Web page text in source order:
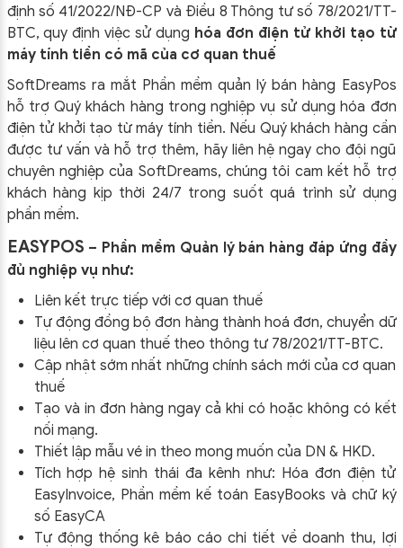
định số 41/2022/NĐ-CP và Điều 8 Thông tư số 78/2021/TT-
BTC, quy định việc sử dụng hóa đơn điện tử khởi tạo từ
máy tính tiền có mã của cơ quan thuế
SoftDreams ra mắt Phần mềm quản lý bán hàng EasyPos
hỗ trợ Quý khách hàng trong nghiệp vụ sử dụnghóa đơn
điện tử khởi tạo từ máy tính tiền. Nếu Quý khách hàng cần
được tư vấn và hỗ trợ thêm, hãy liên hệ ngay cho đội ngũ
chuyên nghiệp của SoftDreams, chúng tôi cam kết hỗ trợ
khách hàng kịp thời 24/7 trong suốt quá trình sử dụng
phần mềm.
EASYPOS – Phần mềm Quản lý bán hàng đáp ứng đầy
đủ nghiệp vụ như:
Liên kết trực tiếp với cơ quan thuế
Tự động đồng bộ đơn hàng thành hoá đơn, chuyển dữ
liệu lên cơ quan thuế theo thông tư 78/2021/TT-BTC.
Cập nhật sớm nhất những chính sách mới của cơ quan
thuế
Tạo và in đơn hàng ngay cả khi có hoặc không có kết
nối mạng.
Thiết lập mẫu vé in theo mong muốn của DN & HKD.
Tích hợp hệ sinh thái đa kênh như: Hóa đơn điện tử
EasyInvoice, Phần mềm kế toán EasyBooks và chữ ký
số EasyCA
Tự động thống kê báo cáo chi tiết về doanh thu, lợi